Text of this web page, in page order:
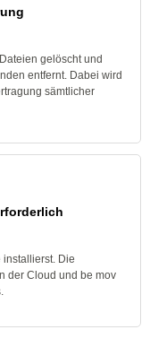
gelöscht und
entfernt. Dabei wird
sämtlicher
installierst. Die
der Cloud und be mov